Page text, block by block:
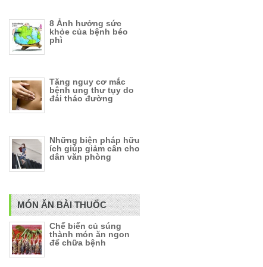
8 Ảnh hưởng sức
khỏe của bệnh béo
phì
Tăng nguy cơ mắc
bệnh ung thư tụy do
đái tháo đường
Những biện pháp hữu
ích giúp giảm cân cho
dân văn phòng
MÓN ĂN BÀI THUỐC
Chế biến củ súng
thành món ăn ngon
để chữa bệnh